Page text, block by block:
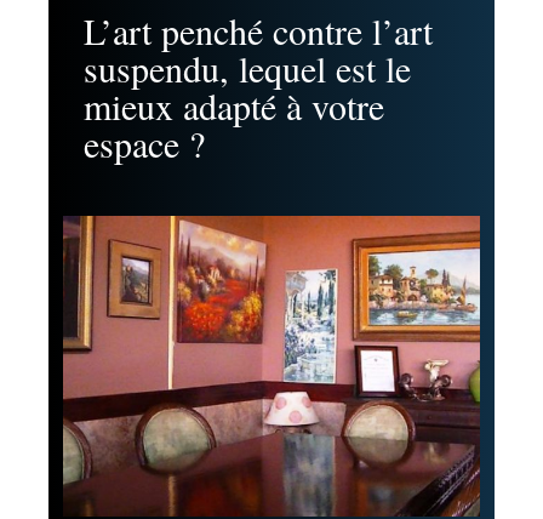
L’art penché contre l’art
suspendu, lequel est le
mieux adapté à votre
espace ?